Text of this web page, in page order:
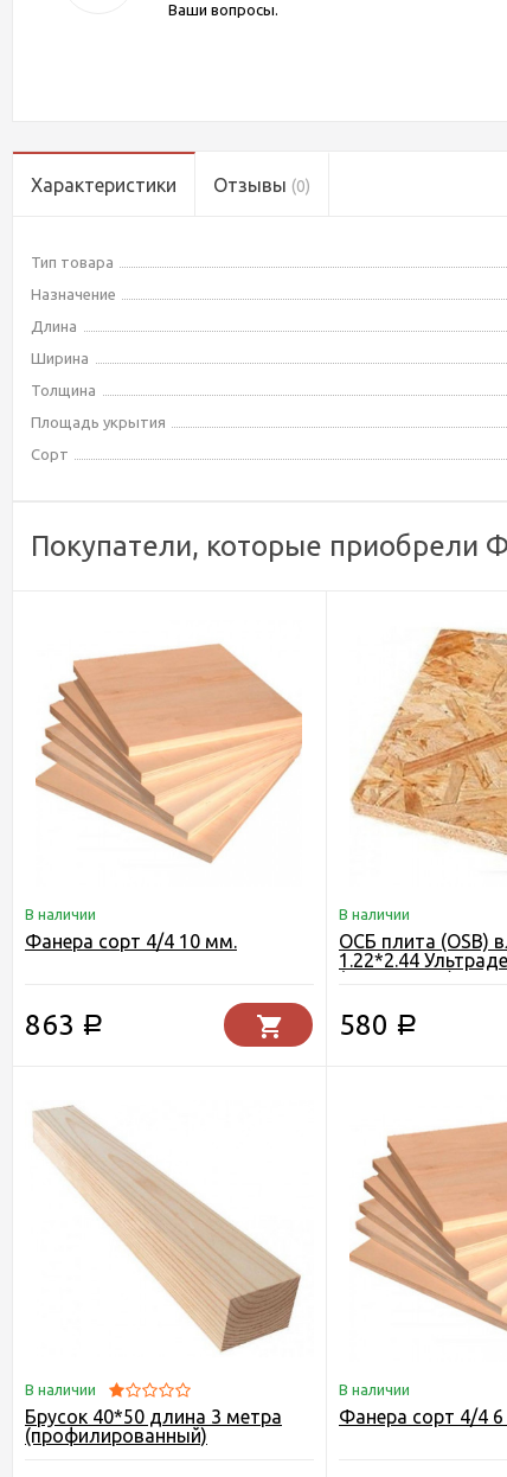
Ваши вопросы.
Характеристики Отзывы (0)
Тип товара
Назначение
Длина
Ширина
Толщина
Площадь укрытия
Сорт
Покупатели, которые приобрели
В наличии
Фанера сорт 4/4 10 мм.
863 Р
В наличии
ОСБ плита (OSB)
1.22*2.44
(Кроношпан)
580 Р
В наличии
Брусок 40*50 длина 3 метра
(профилированный)
В наличии
Фанера сорт 4/4